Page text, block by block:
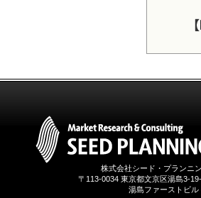
2025年12月16日
向と市場展望 」を発刊しました。
株式会社シード・プランニ
〒113-0034 東京都文京区湯島3-
湯島ファーストビル